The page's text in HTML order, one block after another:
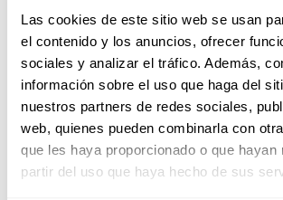
Las cookies de este sitio web se usan
el contenido y los anuncios, ofrecer
sociales y analizar el tráfico. Además,
información sobre el uso que haga del
nuestros partners de redes sociales,
web, quienes pueden combinarla con
que les haya proporcionado o que hayan
partir del uso que haya hecho de sus
Beneficios del pickleball
El pickleball, aparte de ser un
entretenido, tiene muchos
saludables.
Ejercicio físico:El pickleball,
como deporte de raqueta,
también por sus